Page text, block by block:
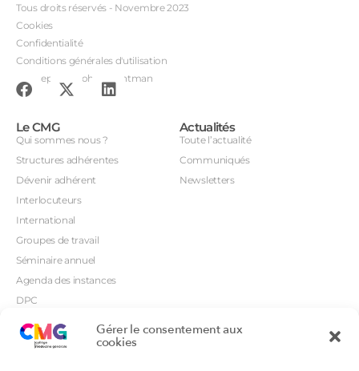
Gérer le consentement aux
cookies
Tous droits réservés - Novembre 2023
Cookies
Confidentialité
Conditions générales d'utilisation
Conception : John Brightman
Le CMG
Qui sommes nous ?
Structures adhérentes
Dévenir adhérent
Interlocuteurs
International
Groupes de travail
Séminaire annuel
Agenda des instances
DPC
Orientations prioritaires
Actualités
Toute l’actualité
Communiqués
Newsletters